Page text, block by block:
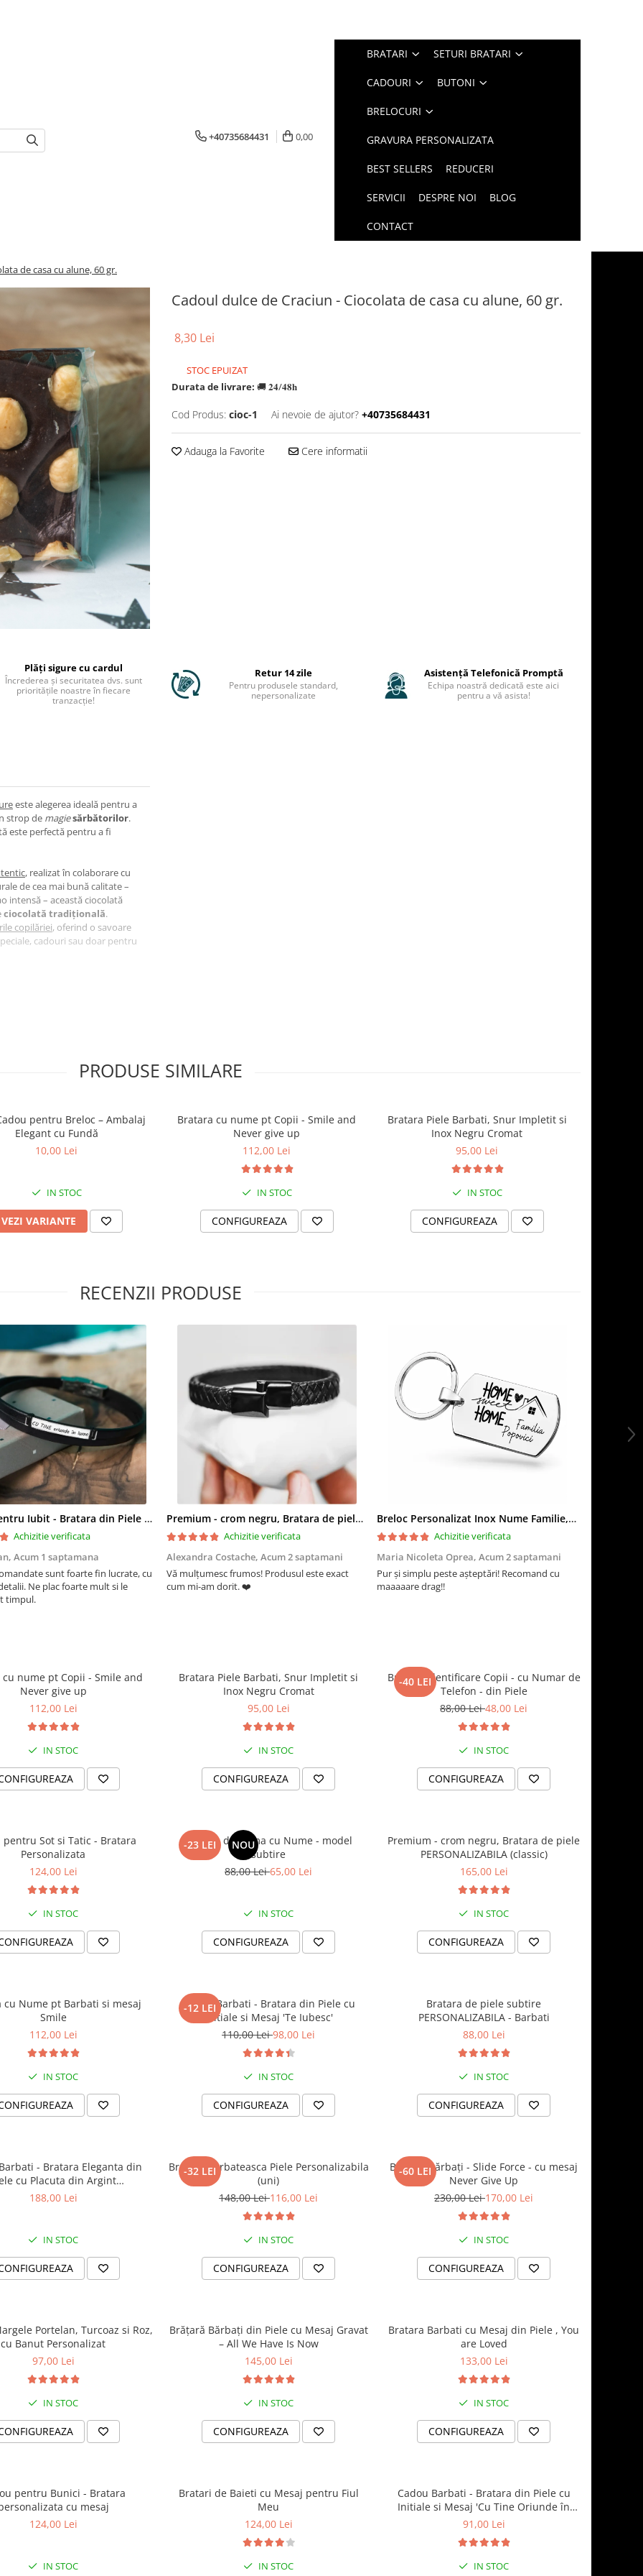
+40735684431 0,00
BRATARI SETURI BRATARI
CADOURI BUTONI
BRELOCURI
GRAVURA PERSONALIZATA
BEST SELLERS REDUCERI
SERVICII DESPRE NOI BLOG
CONTACT
de casa cu alune, 60 gr.
Cadoul dulce de Craciun - Ciocolata de casa cu alune, 60 gr.
8,30 Lei
STOC EPUIZAT
Durata de livrare: 🚚 𝟐𝟒/𝟒𝟖𝐡
Cod Produs: cioc-1 Ai nevoie de ajutor? +40735684431
Adauga la Favorite Cere informatii
Plăți sigure cu cardul
Încrederea și securitatea dvs. sunt
prioritățile noastre în fiecare
tranzacție!
Retur 14 zile
Pentru produsele standard,
nepersonalizate
Asistență Telefonică Promptă
Echipa noastră dedicată este aici
pentru a vă asista!
este alegerea ideală pentru a
strop de magiesărbătorilor.
este perfectă pentru a fi
, realizat în colaborare cu
de cea mai bună calitate –
intensă – această ciocolată
ciocolată tradițională.
copilăriei, oferind o savoare
cadouri sau doar pentru
PRODUSE SIMILARE
pentru Breloc – Ambalaj
Elegant cu Fundă
10,00 Lei
IN STOC
VEZI VARIANTE
Bratara cu nume pt Copii - Smile and
Never give up
112,00 Lei
IN STOC
CONFIGUREAZA
Bratara Piele Barbati, Snur Impletit si
Inox Negru Cromat
95,00 Lei
IN STOC
CONFIGUREAZA
RECENZII PRODUSE
Cadou pentru Iubit - Bratara din Piele si Argint - mesaj Cu tine
Achizitie verificata
Acum 1 saptamana
sunt foarte fin lucrate, cu
Ne plac foarte mult si le
timpul.
Premium - crom negru, Bratara de piele PERSONALIZABILA (classic)
Achizitie verificata
Alexandra Costache, Acum 2 saptamani
Vă mulțumesc frumos! Produsul este exact
cum mi-am dorit. ❤️
Breloc Personalizat Inox Nume Familie, Gravură 'Home Sweet Home', Cadou Casă Nouă
Achizitie verificata
Maria Nicoleta Oprea, Acum 2 saptamani
Pur și simplu peste așteptări! Recomand cu
maaaaare drag!!
cu nume pt Copii - Smile and
Never give up
112,00 Lei
IN STOC
Bratara Piele Barbati, Snur Impletit si
Inox Negru Cromat
95,00 Lei
IN STOC
CONFIGUREAZA
-40 LEI
Bratara identificare Copii - cu Numar de
Telefon - din Piele
88,00 Lei48,00 Lei
IN STOC
CONFIGUREAZA
pentru Sot si Tatic - Bratara
Personalizata
124,00 Lei
IN STOC
-23 LEI NOU
Bratara de Dama cu Nume - model
subtire
88,00 Lei65,00 Lei
IN STOC
CONFIGUREAZA
Premium - crom negru, Bratara de piele
PERSONALIZABILA (classic)
165,00 Lei
IN STOC
CONFIGUREAZA
cu Nume pt Barbati si mesaj
Smile
112,00 Lei
IN STOC
-12 LEI
Cadou Barbati - Bratara din Piele cu
Initiale si Mesaj 'Te Iubesc'
110,00 Lei98,00 Lei
IN STOC
CONFIGUREAZA
Bratara de piele subtire
PERSONALIZABILA - Barbati
88,00 Lei
IN STOC
CONFIGUREAZA
- Bratara Eleganta din
cu Placuta din Argint
Personalizabila
188,00 Lei
IN STOC
-32 LEI
Bratara Barbateasca Piele Personalizabila
(uni)
148,00 Lei116,00 Lei
IN STOC
CONFIGUREAZA
-60 LEI
Brățară bărbați - Slide Force - cu mesaj
Never Give Up
230,00 Lei170,00 Lei
IN STOC
CONFIGUREAZA
Portelan, Turcoaz si Roz,
cu Banut Personalizat
97,00 Lei
IN STOC
Brățară Bărbați din Piele cu Mesaj Gravat
– All We Have Is Now
145,00 Lei
IN STOC
CONFIGUREAZA
Bratara Barbati cu Mesaj din Piele , You
are Loved
133,00 Lei
IN STOC
CONFIGUREAZA
pentru Bunici - Bratara
cu mesaj
124,00 Lei
IN STOC
Bratari de Baieti cu Mesaj pentru Fiul
Meu
124,00 Lei
IN STOC
Cadou Barbati - Bratara din Piele cu
Initiale si Mesaj 'Cu Tine Oriunde în
Lume'
91,00 Lei
IN STOC